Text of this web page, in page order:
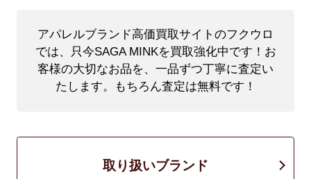
アパレルブランド高価買取サイトのフクウロ
では、只今SAGA MINKを買取強化中です！ お
客様の大切なお品を、一品ずつ丁寧に査定い
たします。もちろん査定は無料です！
取り扱いブランド